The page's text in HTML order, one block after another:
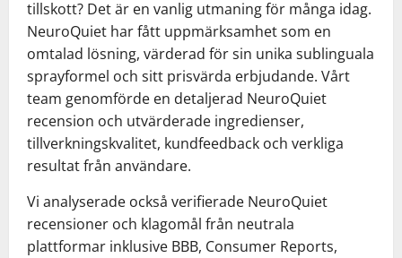
tillskott? Det är en vanlig utmaning för många idag.
NeuroQuiet har fått uppmärksamhet som en
omtalad lösning, värderad för sin unika sublinguala
sprayformel och sitt prisvärda erbjudande. Vårt
team genomförde en detaljerad NeuroQuiet
recension och utvärderade ingredienser,
tillverkningskvalitet, kundfeedback och verkliga
resultat från användare.
Vi analyserade också verifierade NeuroQuiet
recensioner och klagomål från neutrala
plattformar inklusive BBB, Consumer Reports,